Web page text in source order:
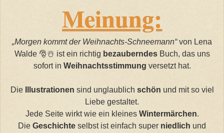
Meinung:
„Morgen kommt der Weihnachts-Schneemann“von Lena
Walde 🎅☃️ ist ein richtig bezauberndes Buch, das uns
sofort in Weihnachtsstimmung versetzt hat.
Die Illustrationen sind unglaublich schön und mit so viel
Liebe gestaltet.
Jede Seite wirkt wie ein kleines Wintermärchen.
Die Geschichte selbst ist einfach super niedlich und